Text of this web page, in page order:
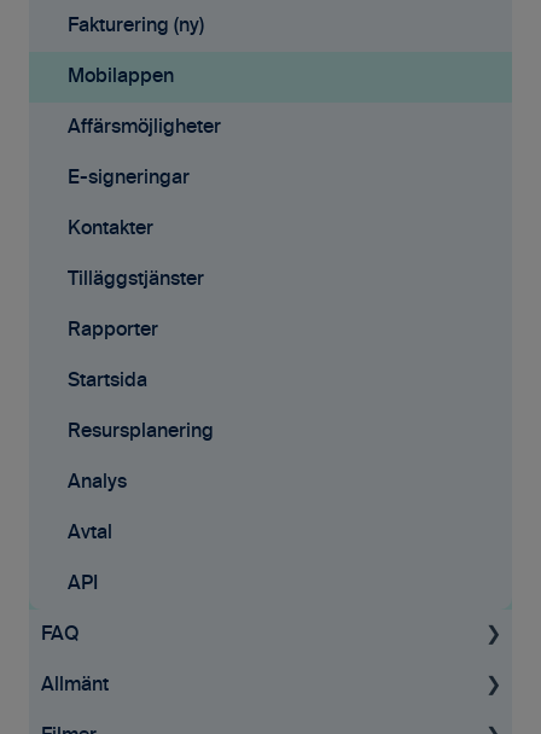
Affärsmöjligheter
Rapporter
Samarbete
Mobilappen
Fakturering (ny)
Mobilappen
Affärsmöjligheter
E-signeringar
Kontakter
Tilläggstjänster
Rapporter
Startsida
Resursplanering
Analys
Avtal
API
FAQ
Projekt
Allmänt